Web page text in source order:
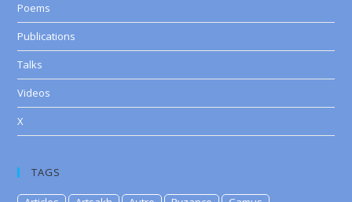
Poems
Publications
Talks
Videos
X
TAGS